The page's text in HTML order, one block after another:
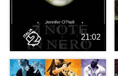
21:02